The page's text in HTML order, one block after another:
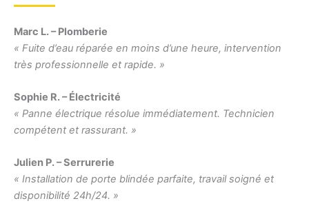
Marc L. – Plomberie
« Fuite d’eau réparée en moins d’une heure, intervention
très professionnelle et rapide. »
Sophie R. – Électricité
« Panne électrique résolue immédiatement. Technicien
compétent et rassurant. »
Julien P. – Serrurerie
« Installation de porte blindée parfaite, travail soigné et
disponibilité 24h/24. »